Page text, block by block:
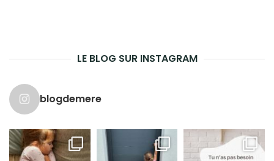
LE BLOG SUR INSTAGRAM
blogdemere